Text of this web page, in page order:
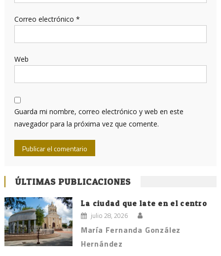
Correo electrónico *
Web
Guarda mi nombre, correo electrónico y web en este
navegador para la próxima vez que comente.
ÚLTIMAS PUBLICACIONES
La ciudad que late en el centro
julio 28, 2026
María Fernanda González
Hernández